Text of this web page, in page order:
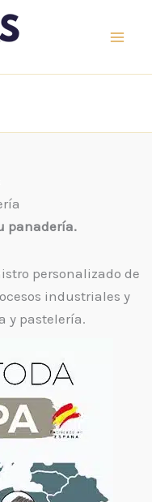
panadería.
personalizado de
industriales y
y pastelería.